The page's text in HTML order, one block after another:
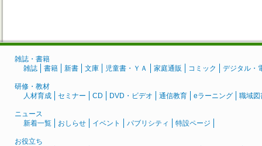
雑誌・書籍
雑誌
書籍 新書 文庫 児童書・ＹＡ 家庭通販 コミック デジタル・
研修・教材
人材育成
セミナー CD DVD・ビデオ 通信教育 eラーニング 職域図
ニュース
新着一覧
おしらせ イベント パブリシティ 特設ページ
お役立ち